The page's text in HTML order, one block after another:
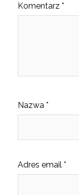
Komentarz *
Nazwa *
Adres email *